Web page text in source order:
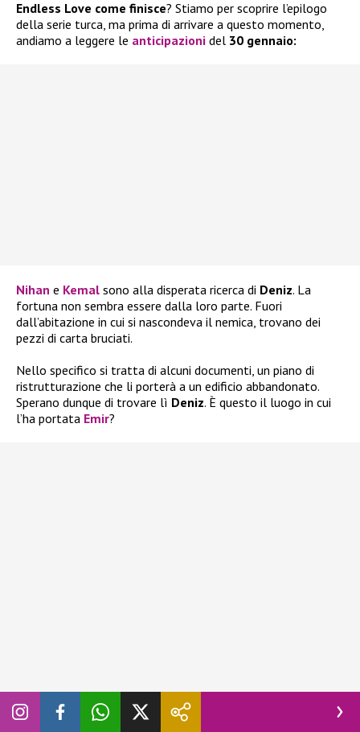
Endless Love come finisce? Stiamo per scoprire l’epilogo
della serie turca, ma prima di arrivare a questo momento,
andiamo a leggere le anticipazioni del 30 gennaio:
Nihan e Kemal sono alla disperata ricerca di Deniz. La
fortuna non sembra essere dalla loro parte. Fuori
dall’abitazione in cui si nascondeva il nemica, trovano dei
pezzi di carta bruciati.
Nello specifico si tratta di alcuni documenti, un piano di
ristrutturazione che li porterà a un edificio abbandonato.
Sperano dunque di trovare lì Deniz. È questo il luogo in cui
l’ha portata Emir?